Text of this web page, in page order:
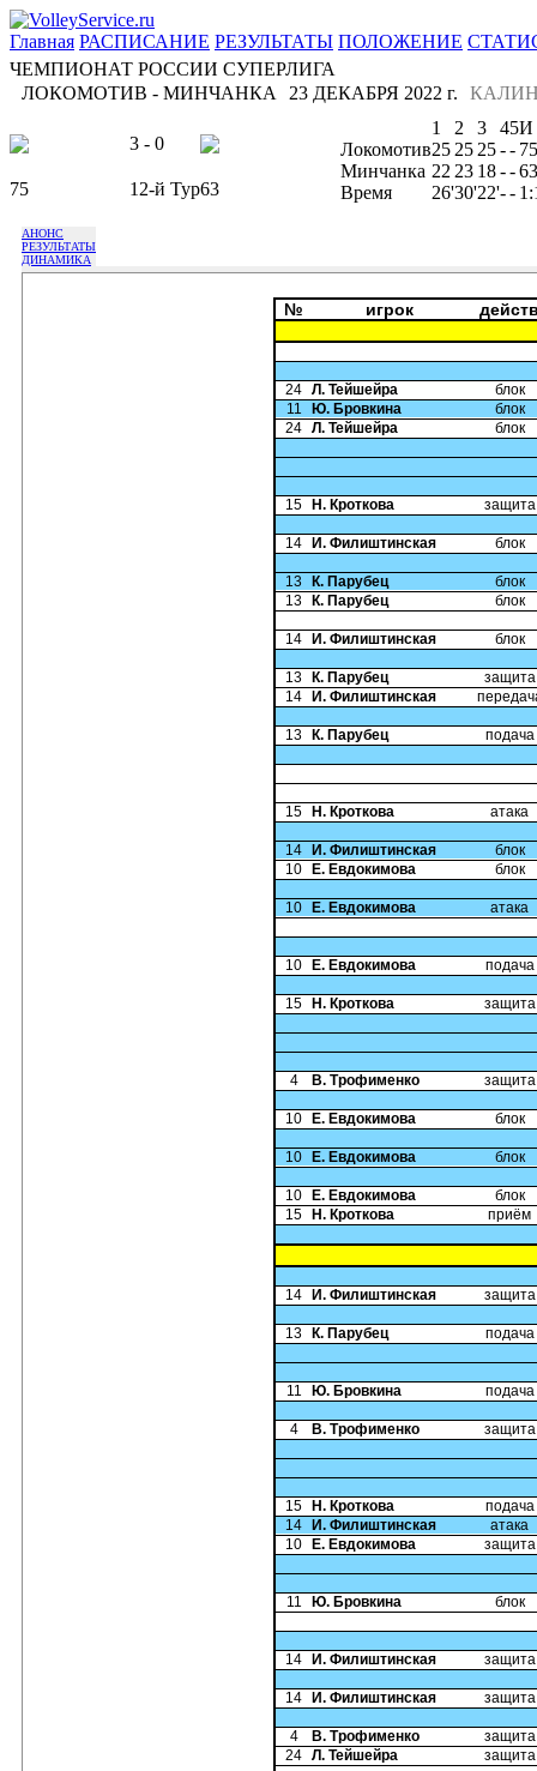
Главная РАСПИСАНИЕ РЕЗУЛЬТАТЫ ПОЛОЖЕНИЕ
ЧЕМПИОНАТ РОССИИ СУПЕРЛИГА
ЛОКОМОТИВ - МИНЧАНКА
23 ДЕКАБРЯ 2022 г.
3 - 0
75 12-й Тур63
1 2 3 45И
Локомотив25 25 25-- 75
Минчанка 22 23 18--63
Время
26'30'22'--
АНОНС
РЕЗУЛЬТАТЫ
ДИНАМИКА
№ игрок
24 Л. Тейшейра
блок
11
Ю. Бровкина
блок
24 Л. Тейшейра блок
15 Н. Кроткова защита
14 И. Филиштинская блок
13 К. Парубец
блок
13
К. Парубец блок
14 И. Филиштинская блок
13 К. Парубец
защита
14
И. Филиштинская
13 К. Парубец подача
15 Н. Кроткова атака
14 И. Филиштинская
блок
10
Е. Евдокимова блок
10 Е. Евдокимова атака
10 Е. Евдокимова подача
15 Н. Кроткова защита
4 В. Трофименко защита
10 Е. Евдокимова блок
10 Е. Евдокимова блок
10 Е. Евдокимова
блок
15
Н. Кроткова приём
14 И. Филиштинская защита
13 К. Парубец подача
11 Ю. Бровкина подача
4 В. Трофименко защита
15 Н. Кроткова
подача
14
И. Филиштинская
атака
10
Е. Евдокимова защита
11 Ю. Бровкина блок
14 И. Филиштинская защита
14 И. Филиштинская защита
4 В. Трофименко
защита
24 Л. Тейшейра защита